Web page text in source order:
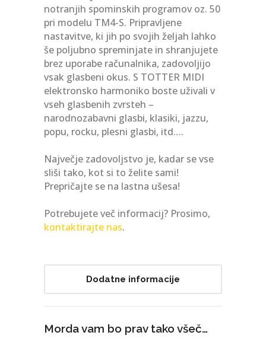
notranjih spominskih programov oz. 50
pri modelu TM4-S. Pripravljene
nastavitve, ki jih po svojih željah lahko
še poljubno spreminjate in shranjujete
brez uporabe računalnika, zadovoljijo
vsak glasbeni okus. S TOTTER MIDI
elektronsko harmoniko boste uživali v
vseh glasbenih zvrsteh –
narodnozabavni glasbi, klasiki, jazzu,
popu, rocku, plesni glasbi, itd….
Največje zadovoljstvo je, kadar se vse
sliši tako, kot si to želite sami!
Prepričajte se na lastna ušesa!
Potrebujete več informacij? Prosimo,
kontaktirajte nas.
Dodatne informacije
Morda vam bo prav tako všeč…